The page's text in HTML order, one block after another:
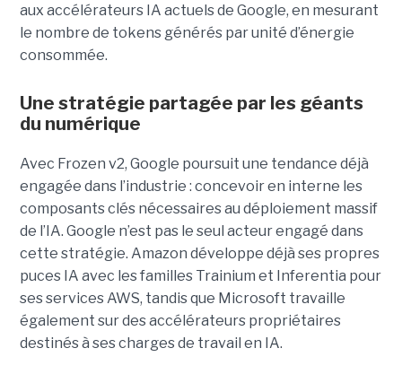
aux accélérateurs IA actuels de Google, en mesurant
le nombre de tokens générés par unité d’énergie
consommée.
Une stratégie partagée par les géants
du numérique
Avec Frozen v2, Google poursuit une tendance déjà
engagée dans l’industrie : concevoir en interne les
composants clés nécessaires au déploiement massif
de l’IA. Google n’est pas le seul acteur engagé dans
cette stratégie. Amazon développe déjà ses propres
puces IA avec les familles Trainium et Inferentia pour
ses services AWS, tandis que Microsoft travaille
également sur des accélérateurs propriétaires
destinés à ses charges de travail en IA.